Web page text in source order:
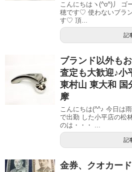
こんにちはヽ(^o^)丿 ゴ
穂です♡ 使わないブラ
す♡ 頂...
記
ブランド以外も
査定も大歓迎♪小
東村山 東大和 国
摩
こんにちは(^^♪ 今日は
で出勤 した小平店の松
のは・・・ ...
記
金券、クオカー